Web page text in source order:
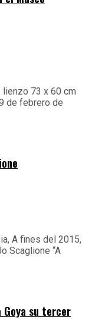
73 x 60 cm
de febrero de
A fines del 2015,
Scaglione “A
Goya su tercer